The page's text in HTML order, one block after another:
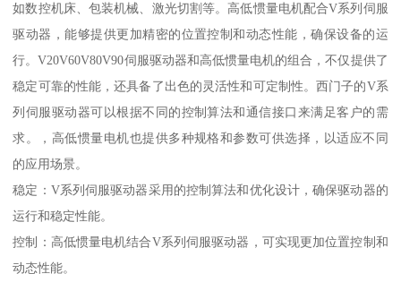
如数控机床、包装机械、激光切割等。高低惯量电机配合V系列伺服
驱动器，能够提供更加精密的位置控制和动态性能，确保设备的运
行。V20V60V80V90伺服驱动器和高低惯量电机的组合，不仅提供了
稳定可靠的性能，还具备了出色的灵活性和可定制性。西门子的V系
列伺服驱动器可以根据不同的控制算法和通信接口来满足客户的需
求。，高低惯量电机也提供多种规格和参数可供选择，以适应不同
的应用场景。
稳定：V系列伺服驱动器采用的控制算法和优化设计，确保驱动器的
运行和稳定性能。
控制：高低惯量电机结合V系列伺服驱动器，可实现更加位置控制和
动态性能。